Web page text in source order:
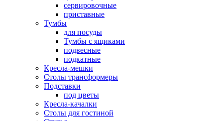
сервировочные
приставные
Тумбы
для посуды
Тумбы с ящиками
подвесные
подкатные
Кресла-мешки
Столы трансформеры
Подставки
под цветы
Кресла-качалки
Столы для гостиной